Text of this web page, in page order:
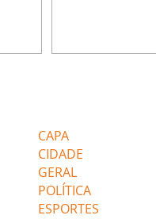
de
termina o
CAPA
CIDADE
GERAL
POLÍTICA
ESPORTES